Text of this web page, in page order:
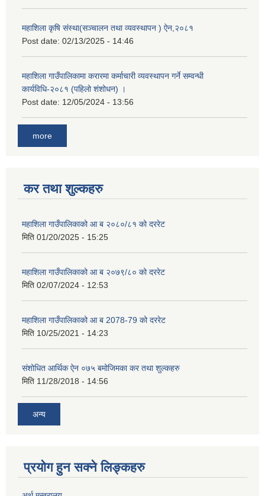
महाशिला कृषि संस्था(सञ्चालन तथा व्यवस्थापन ) ऐन,२०८१
Post date: 02/13/2025 - 14:46
महाशिला गाउँपालिकामा करारमा कर्माचारी व्यवस्थापन गर्ने सम्वन्धी
कार्यविधि-२०८१ (पहिलो शंशोधन) ।
Post date: 12/05/2024 - 13:56
more
कर तथा शुल्कहरु
महाशिला गाउँपालिकाको आ ब २०८०/८१ को दररेट
मिति 01/20/2025 - 15:25
महाशिला गाउँपालिकाको आ ब २०७९/८० को दररेट
मिति 02/07/2024 - 12:53
महाशिला गाउँपालिकाको आ ब 2078-79 को दररेट
मिति 10/25/2021 - 14:23
संशोधित आर्थिक ऐन ०७५ बमोजिमका कर तथा शुल्कहरु
मिति 11/28/2018 - 14:56
अन्य
प्रयोग हुन सक्ने लिङ्कहरु